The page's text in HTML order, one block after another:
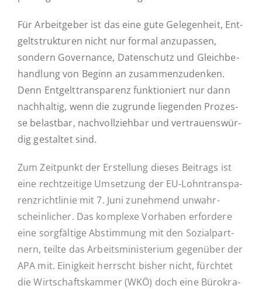
Für Ar­beit­ge­ber ist das eine gute Ge­le­gen­heit, Ent­
gelt­struk­tu­ren nicht nur formal an­zu­pas­sen,
sondern Go­ver­nan­ce, Daten­schutz und Gleich­be­
hand­lung von Beginn an zu­sam­men­zu­den­ken.
Denn Ent­gelt­trans­pa­renz funk­tio­niert nur dann
nach­hal­tig, wenn die zu­grun­de lie­gen­den Pro­zes­
se be­last­bar, nach­voll­zieh­bar und ver­trau­ens­wür­
dig ge­stal­tet sind.
Zum Zeit­punkt der Er­stel­lung dieses Bei­trags ist
eine recht­zei­ti­ge Um­set­zung der EU-Lohn­­tran­s­­pa­­
ren­z­rich­t­­li­­nie mit 7. Juni zu­neh­mend un­wahr­
schein­li­cher. Das kom­ple­xe Vor­ha­ben er­for­de­re
eine sorg­fäl­ti­ge Ab­stim­mung mit den So­zi­al­part­
nern, teilte das Ar­beits­mi­nis­te­ri­um ge­gen­über der
APA mit. Ei­nig­keit herrscht bisher nicht, fürch­tet
die Wirt­schafts­kam­mer (WKÖ) doch eine Bü­ro­­kra­­